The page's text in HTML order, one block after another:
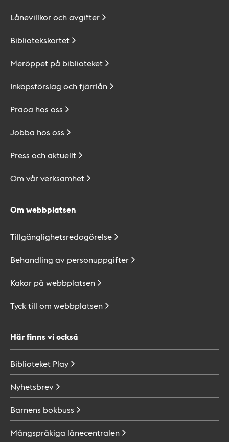
Lånevillkor ochavgifter
Bibliotekskortet
Meröppet på biblioteket
Inköpsförslag ochfjärrlån
Praoa hos oss
Jobba hos oss
Press ochaktuellt
Om vårverksamhet
Om webbplatsen
Tillgänglighetsredogörelse
Behandling av personuppgifter
Kakor på webbplatsen
Tyck till om webbplatsen
Här finns vi också
Biblioteket Play
Nyhetsbrev
Barnens bokbuss
Mångspråkiga lånecentralen